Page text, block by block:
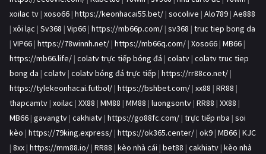
xoilac tv | xoso66 | https://keonhacai55.bet/ | socolive | Alo789 | Ae888
| xôi lạc | Sv368 | Vip66 | https://mb66p.com/ | sv368 | truc tiep bong da
| VIP66 | https://78winnh.net/ | https://mb66q.com/ | Xoso66 | MB66 |
https://mb66.life/ | colatv trực tiếp bóng đá | colatv | colatv truc tiep
bong da | colatv | colatv bóng đá trực tiếp | https://rr88co.net/ |
https://tylekeonhacai.futbol/ | https://bshbet.com/ | xx88 | RR88 |
thapcamtv | xoilac | XX88 | MM88 | MM88 | luongsontv | RR88 | XX88 |
MB66 | gavangtv | cakhiatv | https://go88fc.com/ | trực tiếp nba | soi
kèo | https://79king.express/ | https://ok365.center/ | ok9 | MB66 | KJC
| 8xx | https://mm88.io/ | RR88 | kèo nhà cái | bet88 | cakhiatv | kèo nhà